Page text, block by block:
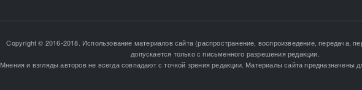
Copyright © 2016-2018. Использование материалов сайта (распространение, воспроизведение, передача,
допускается только с письменного разрешения редакции.
Мнения и взгляды авторов не всегда совпадают с точкой зрения редакции. Материалы сайта предназначены